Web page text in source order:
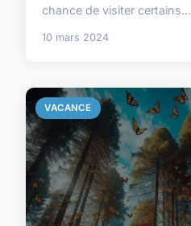
chance de visiter certains...
10 mars 2024
VACANCE